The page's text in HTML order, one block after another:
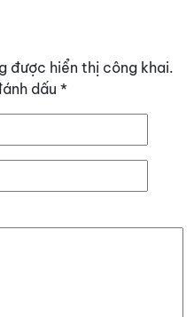
được hiển thị công khai.
dấu *